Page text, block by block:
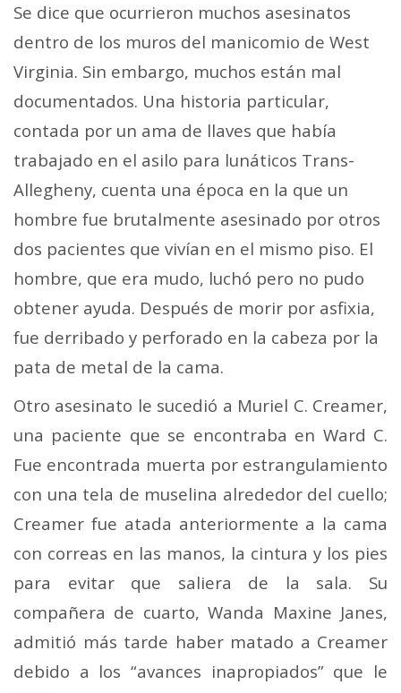
Se dice que ocurrieron muchos asesinatos
dentro de los muros del manicomio de West
Virginia. Sin embargo, muchos están mal
documentados. Una historia particular,
contada por un ama de llaves que había
trabajado en el asilo para lunáticos Trans-
Allegheny, cuenta una época en la que un
hombre fue brutalmente asesinado por otros
dos pacientes que vivían en el mismo piso. El
hombre, que era mudo, luchó pero no pudo
obtener ayuda. Después de morir por asfixia,
fue derribado y perforado en la cabeza por la
pata de metal de la cama.
Otro asesinato le sucedió a Muriel C. Creamer,
una paciente que se encontraba en Ward C.
Fue encontrada muerta por estrangulamiento
con una tela de muselina alrededor del cuello;
Creamer fue atada anteriormente a la cama
con correas en las manos, la cintura y los pies
para evitar que saliera de la sala. Su
compañera de cuarto, Wanda Maxine Janes,
admitió más tarde haber matado a Creamer
debido a los “avances inapropiados” que le